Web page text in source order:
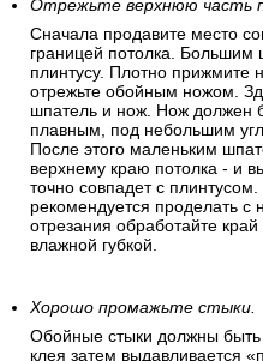
Отрежьте верхнюю часть
Сначала продавите место
границей потолка. Большим
плинтусу. Плотно прижмите
отрежьте обойным ножом.
шпатель и нож. Нож должен
плавным, под небольшим
После этого маленьким
верхнему краю потолка - и
точно совпадет с
рекомендуется проделать
отрезания обработайте
влажной губкой.
Хорошо промажьте стыки.
Обойные стыки должны
клея затем выдавливается